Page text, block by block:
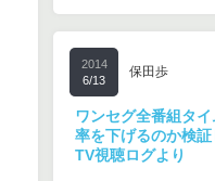
2014
6/13
保田歩
ワンセグ全番組タ
率を下げるのか検
TV視聴ログより